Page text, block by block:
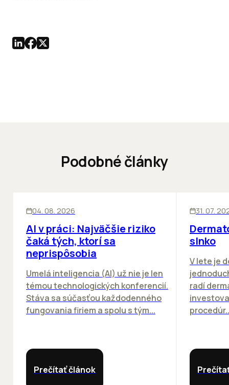
Podobné články
04. 08. 2026
AI v práci: Najväčšie riziko
čaká tých, ktorí sa
neprispôsobia
Umelá inteligencia (AI) už nie je len
témou technologických konferencií.
Stáva sa súčasťou každodenného
fungovania firiem a spolu s tým...
Prečítať článok
31. 07.
slnko
V lete je
radí